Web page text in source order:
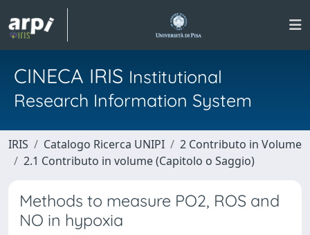
CINECA IRIS Institutional
Research Information System
IRIS Catalogo Ricerca UNIPI
2 Contributo in Volume
2.1 Contributo in volume (Capitolo o Saggio)
Methods to measure PO2, ROS and
NO in hypoxia